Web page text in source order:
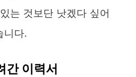
는 것보단 낫겠다 싶어
니다.
간 이력서